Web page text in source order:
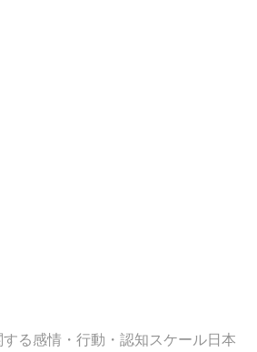
する感情・行動・認知スケール日本